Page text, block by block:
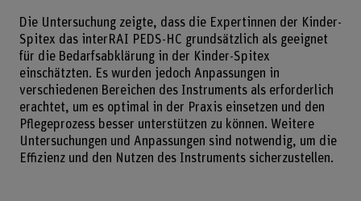
Die Untersuchung zeigte, dass die Expertinnen der Kinder-
Spitex das interRAI PEDS-HC grundsätzlich als geeignet
für die Bedarfsabklärung in der Kinder-Spitex
einschätzten. Es wurden jedoch Anpassungen in
verschiedenen Bereichen des Instruments als erforderlich
erachtet, um es optimal in der Praxis einsetzen und den
Pflegeprozess besser unterstützen zu können. Weitere
Untersuchungen und Anpassungen sind notwendig, um die
Effizienz und den Nutzen des Instruments sicherzustellen.